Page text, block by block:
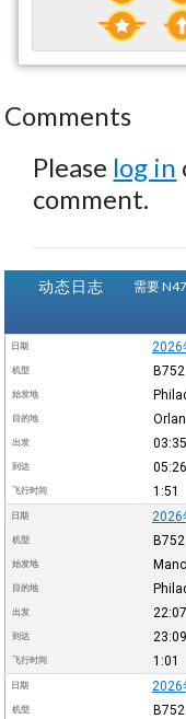
Comments
Please log in
comment.
动态日志 需要
日期 2026
机型 B752
始发地
目的地
出发 03:35
到达 05:26
飞行时间 1:51
日期 2026
机型 B752
始发地
目的地
出发 22:07
到达 23:09
飞行时间 1:01
日期 2026
机型 B752